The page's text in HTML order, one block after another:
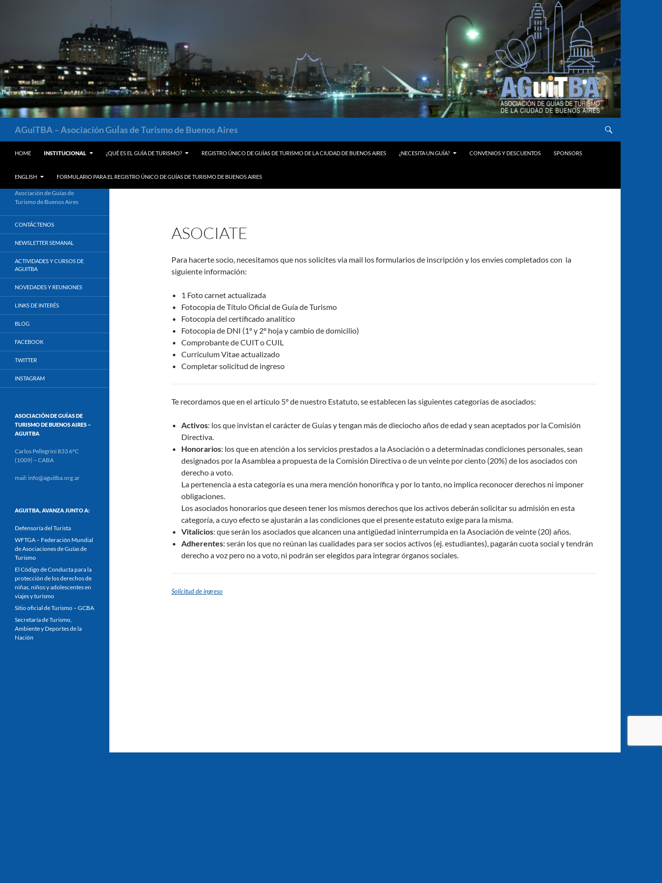
AGuiTBA – Asociación GuÍas de Turismo de Buenos Aires
HOME INSTITUCIONAL ¿QUÉ ES EL GUÍA DE TURISMO? REGISTRO ÚNICO DE GUÍAS DE TURISMO DE LA CIUDAD DE BUENOS AIRES ¿NECESITA UN GUÍA? CONVENIOS Y DESCUENTOS SPONSORS
ENGLISH FORMULARIO PARA EL REGISTRO ÚNICO DE GUÍAS DE TURISMO DE BUENOS AIRES
ASOCIATE
Para hacerte socio, necesitamos que nos solicites via mail los formularios de inscripción y los envíes completados con la
siguiente información:
1 Foto carnet actualizada
Fotocopia de Título Oficial de Guía de Turismo
Fotocopia del certificado analítico
Fotocopia de DNI (1º y 2º hoja y cambio de domicilio)
Comprobante de CUIT o CUIL
Curriculum Vitae actualizado
Completar solicitud de ingreso
Te recordamos que en el artículo 5º de nuestro Estatuto, se establecen las siguientes categorías de asociados:
Activos: los que invistan el carácter de Guías y tengan más de dieciocho años de edad y sean aceptados por la Comisión
Directiva.
Honorarios: los que en atención a los servicios prestados a la Asociación o a determinadas condiciones personales, sean
designados por la Asamblea a propuesta de la Comisión Directiva o de un veinte por ciento (20%) de los asociados con
derecho a voto.
La pertenencia a esta categoría es una mera mención honorífica y por lo tanto, no implica reconocer derechos ni imponer
obligaciones.
Los asociados honorarios que deseen tener los mismos derechos que los activos deberán solicitar su admisión en esta
categoría, a cuyo efecto se ajustarán a las condiciones que el presente estatuto exige para la misma.
Vitalicios: que serán los asociados que alcancen una antigüedad ininterrumpida en la Asociación de veinte (20) años.
Adherentes: serán los que no reúnan las cualidades para ser socios activos (ej. estudiantes), pagarán cuota social y tendrán
derecho a voz pero no a voto, ni podrán ser elegidos para integrar órganos sociales.
Solicitud de ingreso
Asociación de Guías de
Turismo de Buenos Aires
CONTÁCTENOS
NEWSLETTER SEMANAL
ACTIVIDADES Y CURSOS DE
AGUITBA
NOVEDADES Y REUNIONES
LINKS DE INTERÉS
BLOG
FACEBOOK
TWITTER
INSTAGRAM
ASOCIACIÓN DE GUÍAS DE
TURISMO DE BUENOS AIRES –
AGUITBA
Carlos Pellegrini 833 6ºC
(1009) – CABA
mail: info@aguitba.org.ar
AGUITBA, AVANZA JUNTO A:
Defensoría del Turista
WFTGA – Federación Mundial
de Asociaciones de Guías de
Turismo
El Código de Conducta para la
protección de los derechos de
niñas, niños y adolescentes en
viajes y turismo
Sitio oficial de Turismo – GCBA
Secretaría de Turismo,
Ambiente y Deportes de la
Nación